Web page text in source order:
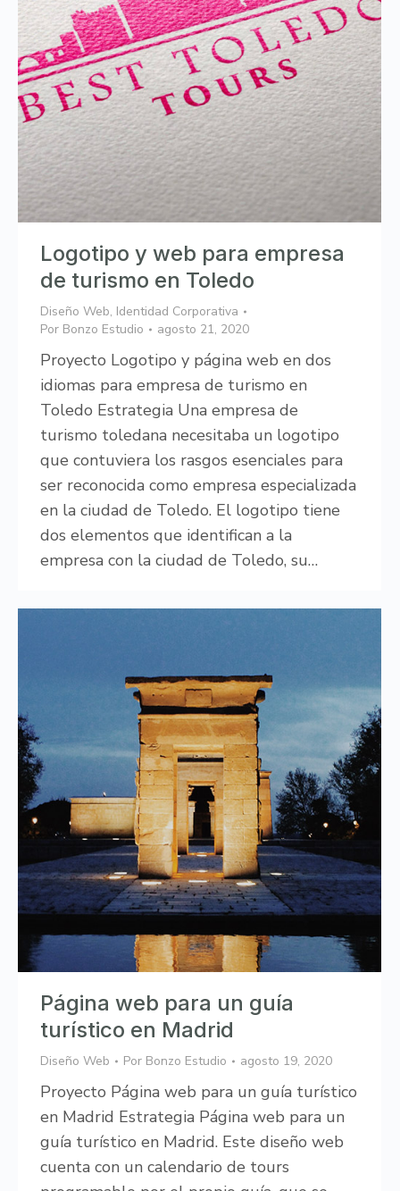
Logotipo y web para empresa
de turismo en Toledo
Diseño Web, Identidad Corporativa
Por Bonzo Estudio agosto 21, 2020
Proyecto Logotipo y página web en dos
idiomas para empresa de turismo en
Toledo Estrategia Una empresa de
turismo toledana necesitaba un logotipo
que contuviera los rasgos esenciales para
ser reconocida como empresa especializada
en la ciudad de Toledo. El logotipo tiene
dos elementos que identifican a la
empresa con la ciudad de Toledo, su…
Página web para un guía
turístico en Madrid
Diseño Web Por Bonzo Estudio agosto 19, 2020
Proyecto Página web para un guía turístico
en Madrid Estrategia Página web para un
guía turístico en Madrid. Este diseño web
cuenta con un calendario de tours